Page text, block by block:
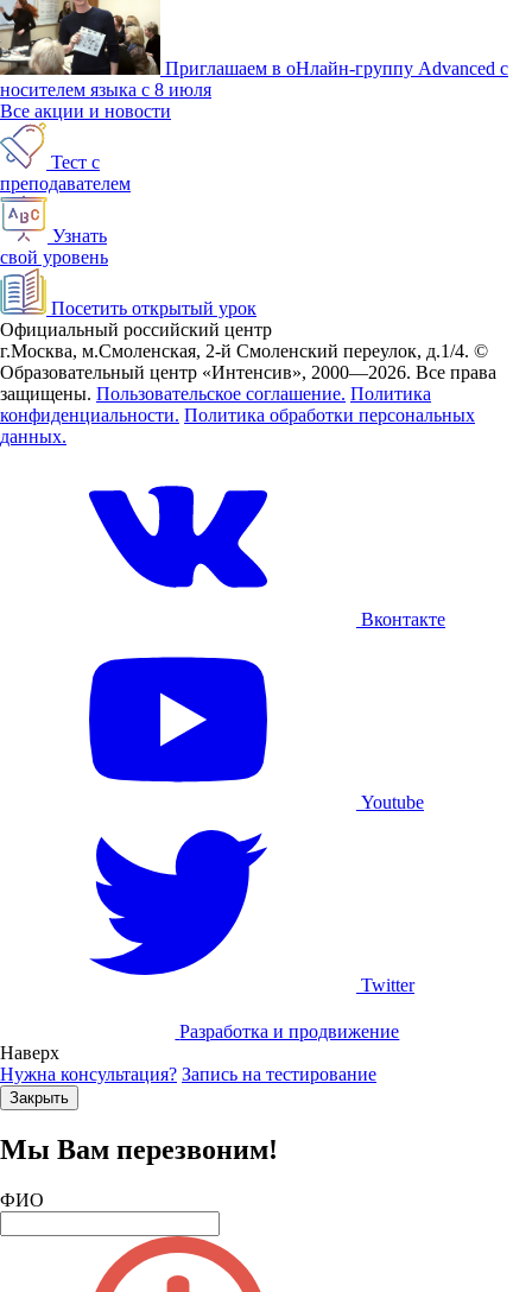
Приглашаем в оНлайн-группу Advanced с
носителем языка с 8 июля
Все акции и новости
Тест с
преподавателем
Узнать
свой уровень
Посетить открытый урок
Официальный российский центр
г.Москва, м.Смоленская, 2-й Смоленский переулок, д.1/4. ©
Образовательный центр «Интенсив», 2000—2026. Все права
защищены. Пользовательское соглашение. Политика
конфиденциальности. Политика обработки персональных
данных.
Вконтакте
Youtube
Twitter
Разработка и продвижение
Наверх
Нужна консультация? Запись на тестирование
Закрыть
Мы Вам перезвоним!
ФИО